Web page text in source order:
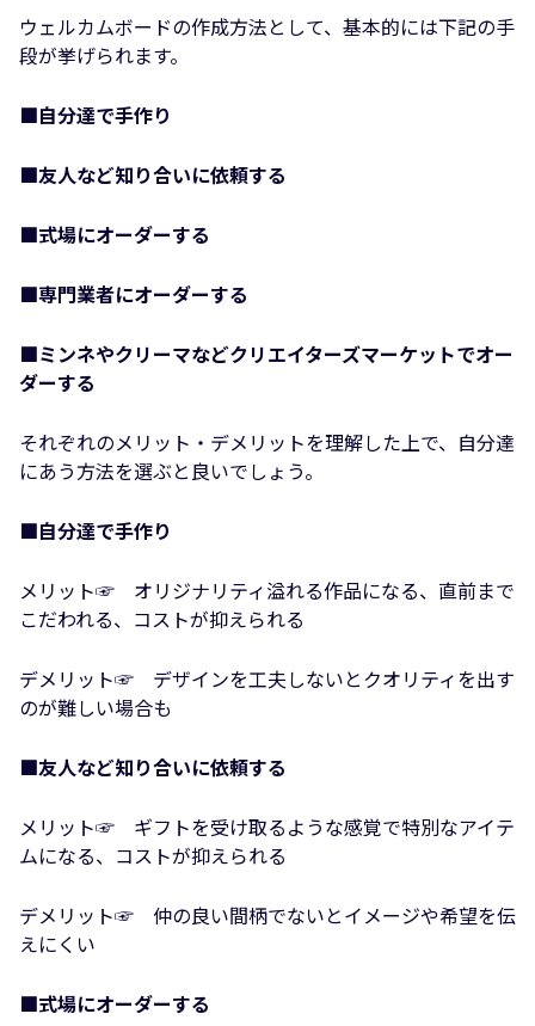
ウェルカムボードの作成方法として、基本的には下記の手
段が挙げられます。
■自分達で手作り
■友人など知り合いに依頼する
■式場にオーダーする
■専門業者にオーダーする
■ミンネやクリーマなどクリエイターズマーケットでオー
ダーする
それぞれのメリット・デメリットを理解した上で、自分達
にあう方法を選ぶと良いでしょう。
■自分達で手作り
メリット☞ オリジナリティ溢れる作品になる、直前まで
こだわれる、コストが抑えられる
デメリット☞ デザインを工夫しないとクオリティを出す
のが難しい場合も
■友人など知り合いに依頼する
メリット☞ ギフトを受け取るような感覚で特別なアイテ
ムになる、コストが抑えられる
デメリット☞ 仲の良い間柄でないとイメージや希望を伝
えにくい
■式場にオーダーする